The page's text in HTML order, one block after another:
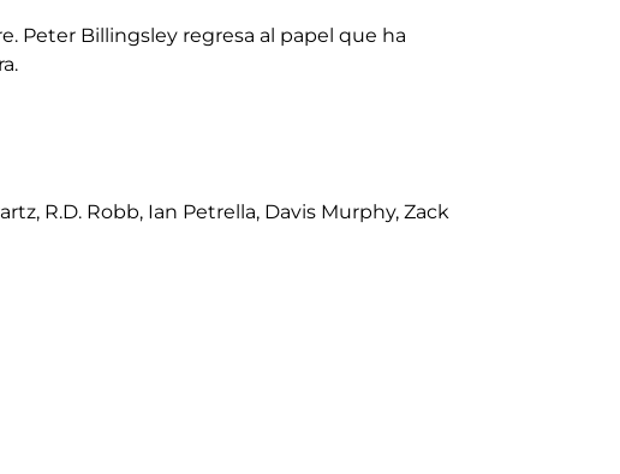
Peter Billingsley regresa al papel que ha
R.D. Robb, Ian Petrella, Davis Murphy, Zack